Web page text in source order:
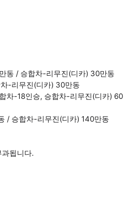
동 / 승합차-리무진(디카) 30만동
-리무진(디카) 30만동
차-18인승, 승합차-리무진(디카) 60
/ 승합차-리무진(디카) 140만동
됩니다.